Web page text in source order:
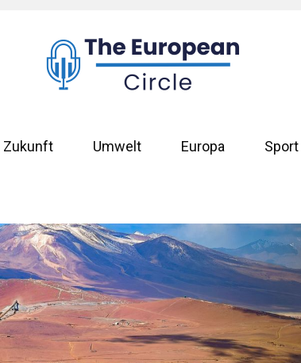
Zukunft Umwelt Europa Sport